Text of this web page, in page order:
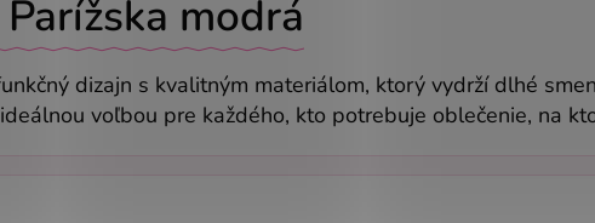
Parížska modrá
dizajn s kvalitným materiálom, ktorý vydrží dlhé
voľbou pre každého, kto potrebuje oblečenie, na